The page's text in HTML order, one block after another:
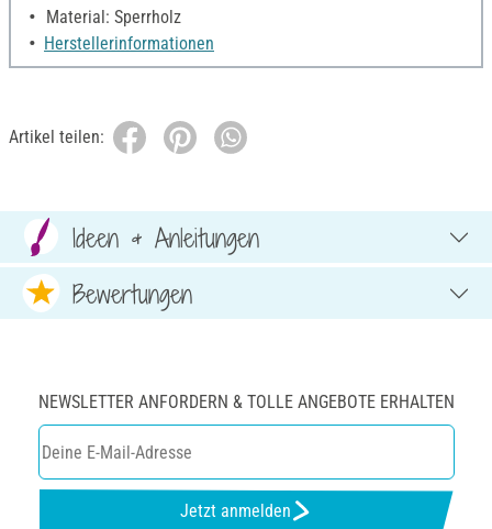
Material: Sperrholz
Herstellerinformationen
Artikel teilen:
Ideen & Anleitungen
Bewertungen
NEWSLETTER ANFORDERN & TOLLE ANGEBOTE ERHALTEN
Jetzt anmelden